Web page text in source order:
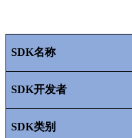
SDK名称
SDK开发者
SDK类别